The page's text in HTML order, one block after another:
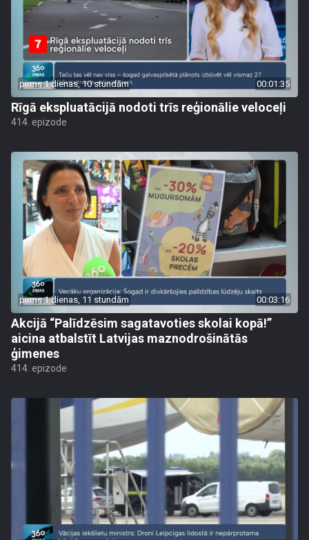
pirms 1 dienas, 10 stundām 00:01:35
Rīgā ekspluatācijā nodoti trīs reģionālie veloceļi
414. epizode
pirms 1 dienas, 11 stundām 00:03:16
Akcijā “Palīdzēsim sagatavoties skolai kopā!”
aicina atbalstīt Latvijas maznodrošinātās
ģimenes
414. epizode